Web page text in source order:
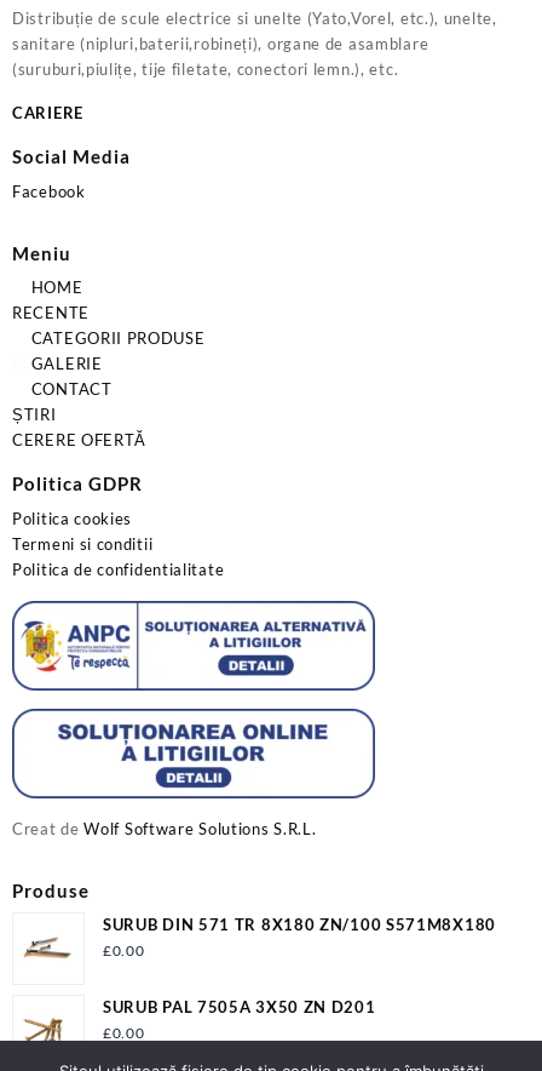
Distribuție de scule electrice si unelte (Yato,Vorel, etc.), unelte,
sanitare (nipluri,baterii,robineți), organe de asamblare
(suruburi,piulițe, tije filetate, conectori lemn.), etc.
CARIERE
Social Media
Facebook
Meniu
HOME
RECENTE
CATEGORII PRODUSE
GALERIE
CONTACT
ȘTIRI
CERERE OFERTĂ
Politica GDPR
Politica cookies
Termeni si conditii
Politica de confidentialitate
Creat deWolf Software Solutions S.R.L.
Produse
SURUB DIN 571 TR 8X180 ZN/100 S571M8X180
£0.00
SURUB PAL 7505A 3X50 ZN D201
£0.00